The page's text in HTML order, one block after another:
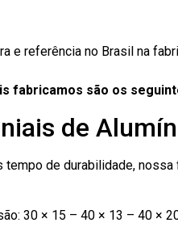
e referência no Brasil na
fabricamos são os
de
tempo de durabilidade,
30 × 15 – 40 × 13 – 40 ×